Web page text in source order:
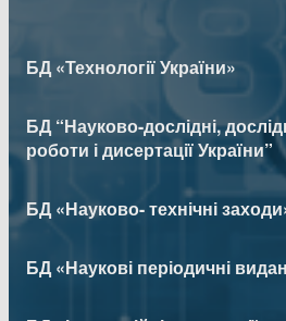
БД «Технології України»
БД “Науково-дослідні,
роботи і дисертації України”
БД «Науково- технічні
БД «Наукові періодичні